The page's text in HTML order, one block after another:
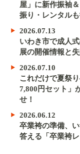
屋」に新作振袖
振り・レンタル
2026.07.13
いわき市で成人
展の開催情報と
2026.07.10
これだけで夏祭
7,800円セット」
せ！
2026.06.12
卒業袴の準備、
答える「卒業袴